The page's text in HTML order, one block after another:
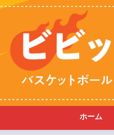
ホーム